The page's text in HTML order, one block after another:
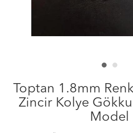
Toptan 1.8mm
Zincir Kolye
Model